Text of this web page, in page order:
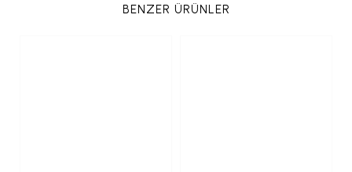
BENZER ÜRÜNLER